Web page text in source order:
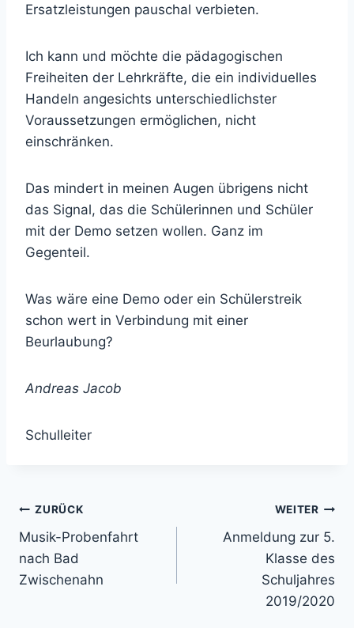
Ersatzleistungen pauschal verbieten.
Ich kann und möchte die pädagogischen
Freiheiten der Lehrkräfte, die ein individuelles
Handeln angesichts unterschiedlichster
Voraussetzungen ermöglichen, nicht
einschränken.
Das mindert in meinen Augen übrigens nicht
das Signal, das die Schülerinnen und Schüler
mit der Demo setzen wollen. Ganz im
Gegenteil.
Was wäre eine Demo oder ein Schülerstreik
schon wert in Verbindung mit einer
Beurlaubung?
Andreas Jacob
Schulleiter
Beitragsnavigation
ZURÜCK
Musik-Probenfahrt
nach Bad
Zwischenahn
WEITER
Anmeldung zur 5.
Klasse des
Schuljahres
2019/2020